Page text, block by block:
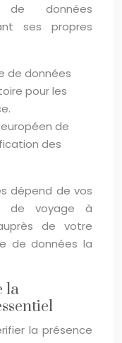
de données
ses propres
de données
pour les
de
des
dépend de vos
de voyage à
de votre
de données la
la
la présence